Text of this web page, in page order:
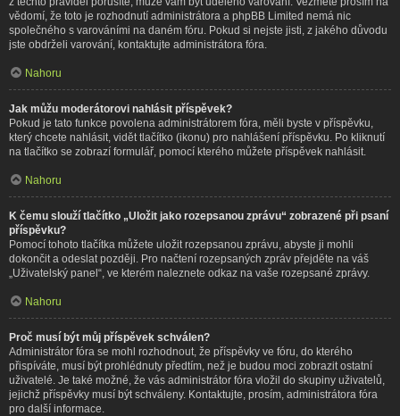
vědomí, že toto je rozhodnutí administrátora a phpBB Limited nemá nic
společného s varováními na daném fóru. Pokud si nejste jisti, z jakého důvodu
jste obdrželi varování, kontaktujte administrátora fóra.
Nahoru
Jak můžu moderátorovi nahlásit příspěvek?
Pokud je tato funkce povolena administrátorem fóra, měli byste v příspěvku,
který chcete nahlásit, vidět tlačítko (ikonu) pro nahlášení příspěvku. Po kliknutí
na tlačítko se zobrazí formulář, pomocí kterého můžete příspěvek nahlásit.
Nahoru
K čemu slouží tlačítko „Uložit jako rozepsanou zprávu“ zobrazené při psaní
příspěvku?
Pomocí tohoto tlačítka můžete uložit rozepsanou zprávu, abyste ji mohli
dokončit a odeslat později. Pro načtení rozepsaných zpráv přejděte na váš
„Uživatelský panel“, ve kterém naleznete odkaz na vaše rozepsané zprávy.
Nahoru
Proč musí být můj příspěvek schválen?
Administrátor fóra se mohl rozhodnout, že příspěvky ve fóru, do kterého
přispíváte, musí být prohlédnuty předtím, než je budou moci zobrazit ostatní
uživatelé. Je také možné, že vás administrátor fóra vložil do skupiny uživatelů,
jejichž příspěvky musí být schváleny. Kontaktujte, prosím, administrátora fóra
pro další informace.